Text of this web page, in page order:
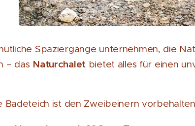
Spaziergänge unternehmen, die
– das Naturchalet bietet alles für einen
Badeteich ist den Zweibeinern